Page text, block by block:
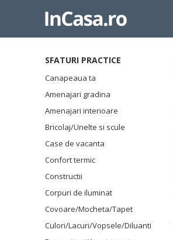
SFATURI PRACTICE
Canapeaua ta
Amenajari gradina
Amenajari interioare
Bricolaj/Unelte si scule
Case de vacanta
Confort termic
Constructii
Corpuri de iluminat
Covoare/Mocheta/Tapet
Culori/Lacuri/Vopsele/Diluanti